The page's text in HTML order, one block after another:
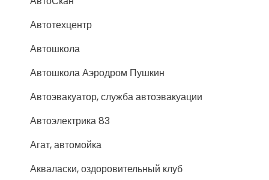
Автотехцентр
Автошкола
Автошкола Аэродром Пушкин
Автоэвакуатор, служба автоэвакуации
Автоэлектрика 83
Агат, автомойка
Акваласки, оздоровительный клуб